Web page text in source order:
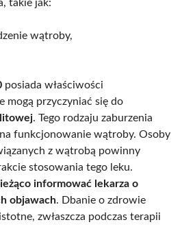
takie jak:
wątroby,
posiada właściwości
mogą przyczyniać się do
. Tego rodzaju zaburzenia
funkcjonowanie wątroby. Osoby
z wątrobą powinny
stosowania tego leku.
informować lekarza o
objawach. Dbanie o zdrowie
zwłaszcza podczas terapii